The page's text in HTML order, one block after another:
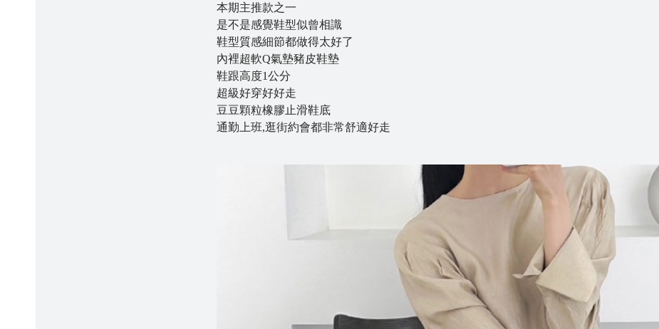
本期主推款之一
是不是感覺鞋型似曾相識
鞋型質感細節都做得太好了
內裡超軟Q氣墊豬皮鞋墊
鞋跟高度1公分
超級好穿好好走
豆豆顆粒橡膠止滑鞋底
通勤上班,逛街約會都非常舒適好走